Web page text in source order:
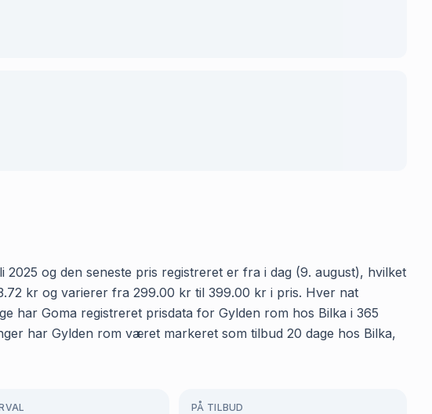
og den seneste pris registreret er fra i dag (9. august), hvilket
kr og varierer fra 299.00 kr til 399.00 kr i pris. Hver nat
har Goma registreret prisdata for Gylden rom hos Bilka i 365
har Gylden rom været markeret som tilbud 20 dage hos Bilka,
PÅ TILBUD